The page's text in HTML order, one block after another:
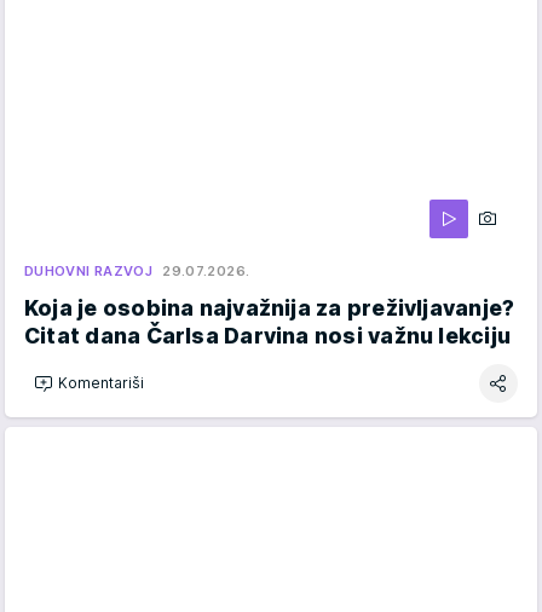
DUHOVNI RAZVOJ 29.07.2026.
Koja je osobina najvažnija za preživljavanje?
Citat dana Čarlsa Darvina nosi važnu lekciju
Komentariši